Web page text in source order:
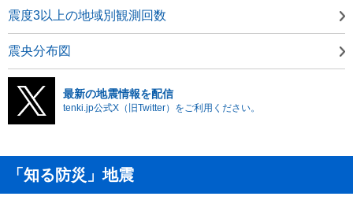
震度3以上の地域別観測回数
震央分布図
最新の地震情報を配信
tenki.jp公式X（旧Twitter）をご利用ください。
「知る防災」地震